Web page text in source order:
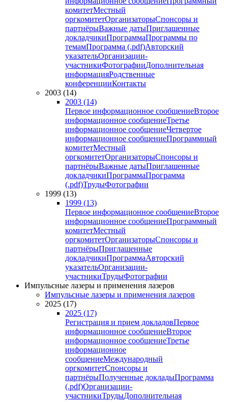
комитетМестный
оргкомитетОрганизаторыСпонсоры и
партнёрыВажные датыПриглашенные
докладчикиПрограммаПрограммы по
темамПрограмма (.pdf)Авторский
указательОрганизации-
участникиФотографииДополнительная
информацияРодственные
конференцииКонтакты
2003 (14)
2003 (14)
Первое информационное сообщениеВторое
информационное сообщениеТретье
информационное сообщениеЧетвертое
информационное сообщениеПрограммный
комитетМестный
оргкомитетОрганизаторыСпонсоры и
партнёрыВажные датыПриглашенные
докладчикиПрограммаПрограмма
(.pdf)ТрудыФотографии
1999 (13)
1999 (13)
Первое информационное сообщениеВторое
информационное сообщениеПрограммный
комитетМестный
оргкомитетОрганизаторыСпонсоры и
партнёрыПриглашенные
докладчикиПрограммаАвторский
указательОрганизации-
участникиТрудыФотографии
Импульсные лазеры и применения лазеров
Импульсные лазеры и применения лазеров
2025 (17)
2025 (17)
Регистрация и прием докладовПервое
информационное сообщениеВторое
информационное сообщениеТретье
информационное
сообщениеМеждународный
оргкомитетСпонсоры и
партнёрыПолученные докладыПрограмма
(.pdf)Организации-
участникиТрудыДополнительная